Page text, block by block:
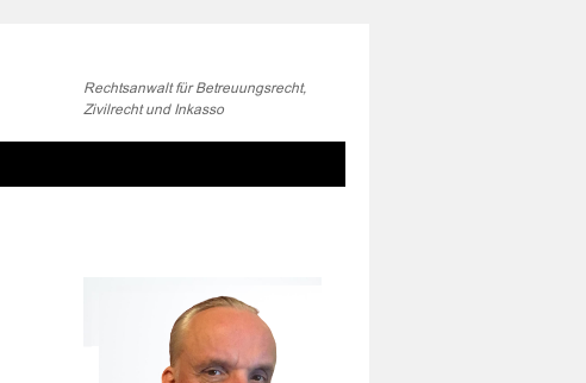
Rechtsanwalt für Betreuungsrecht,
Zivilrecht und Inkasso